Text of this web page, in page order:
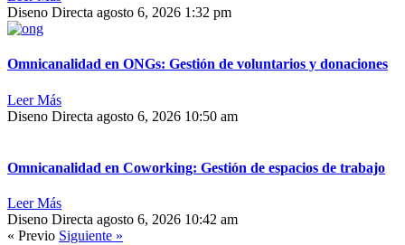
Diseno Directa agosto 6, 2026 1:32 pm
Omnicanalidad en ONGs: Gestión de voluntarios y donaciones
Leer Más
Diseno Directa agosto 6, 2026 10:50 am
Omnicanalidad en Coworking: Gestión de espacios de trabajo
Leer Más
Diseno Directa agosto 6, 2026 10:42 am
« Previo Siguiente »